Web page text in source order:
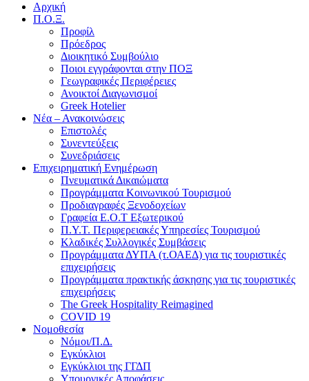
Αρχική
Π.Ο.Ξ.
Προφίλ
Πρόεδρος
Διοικητικό Συμβούλιο
Ποιοι εγγράφονται στην ΠΟΞ
Γεωγραφικές Περιφέρειες
Ανοικτοί Διαγωνισμoί
Greek Hotelier
Νέα – Ανακοινώσεις
Επιστολές
Συνεντεύξεις
Συνεδριάσεις
Επιχειρηματική Ενημέρωση
Πνευματικά Δικαιώματα
Προγράμματα Κοινωνικού Τουρισμού
Προδιαγραφές Ξενοδοχείων
Γραφεία Ε.Ο.Τ Εξωτερικού
Π.Υ.Τ. Περιφερειακές Υπηρεσίες Τουρισμού
Κλαδικές Συλλογικές Συμβάσεις
Προγράμματα ΔΥΠΑ (τ.ΟΑΕΔ) για τις τουριστικές
επιχειρήσεις
Προγράμματα πρακτικής άσκησης για τις τουριστικές
επιχειρήσεις
The Greek Hospitality Reimagined
COVID 19
Νομοθεσία
Νόμοι/Π.Δ.
Εγκύκλιοι
Εγκύκλιοι της ΓΓΔΠ